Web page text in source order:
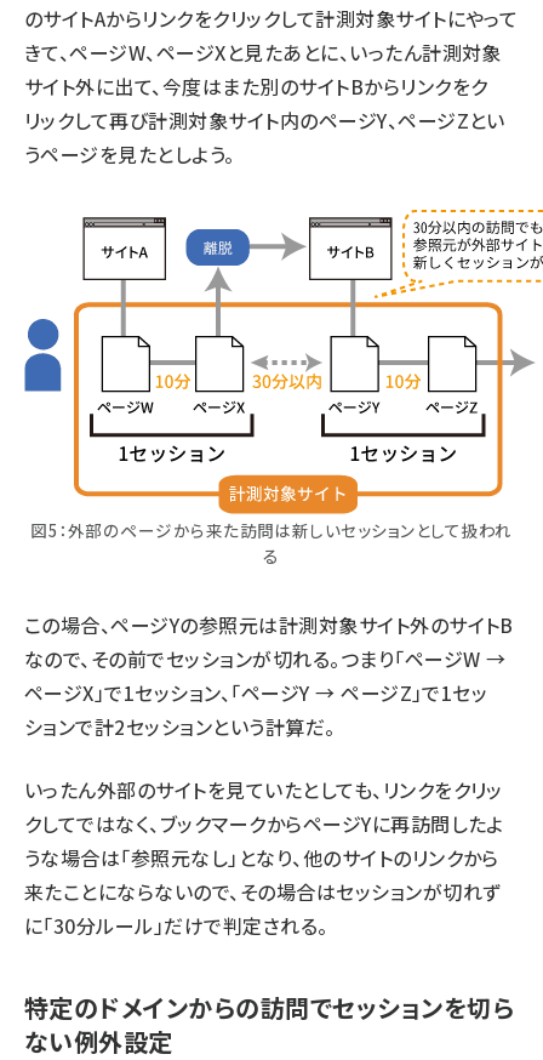
のサイトAからリンクをクリックして計測対象サイトにやって
きて、ページW、ページXと見たあとに、いったん計測対象
サイト外に出て、今度はまた別のサイトBからリンクをク
リックして再び計測対象サイト内のページY、ページZとい
うページを見たとしよう。
図5：外部のページから来た訪問は新しいセッションとして扱われ
る
この場合、ページYの参照元は計測対象サイト外のサイトB
なので、その前でセッションが切れる。つまり「ページW →
ページX」で1セッション、「ページY → ページZ」で1セッ
ションで計2セッションという計算だ。
いったん外部のサイトを見ていたとしても、リンクをクリッ
クしてではなく、ブックマークからページYに再訪問したよ
うな場合は「参照元なし」となり、他のサイトのリンクから
来たことにならないので、その場合はセッションが切れず
に「30分ルール」だけで判定される。
特定のドメインからの訪問でセッションを切ら
ない例外設定